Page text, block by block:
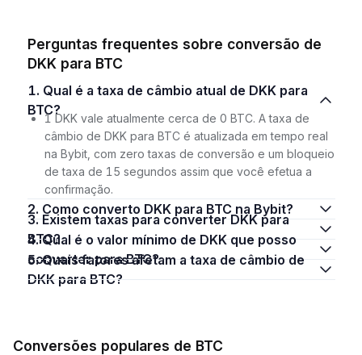
Perguntas frequentes sobre conversão de
DKK para BTC
1. Qual é a taxa de câmbio atual de DKK para
BTC?
1 DKK vale atualmente cerca de 0 BTC. A taxa de
câmbio de DKK para BTC é atualizada em tempo real
na Bybit, com zero taxas de conversão e um bloqueio
de taxa de 15 segundos assim que você efetua a
confirmação.
2. Como converto DKK para BTC na Bybit?
3. Existem taxas para converter DKK para
BTC?
4. Qual é o valor mínimo de DKK que posso
converter para BTC?
5. Quais fatores afetam a taxa de câmbio de
DKK para BTC?
Conversões populares de BTC